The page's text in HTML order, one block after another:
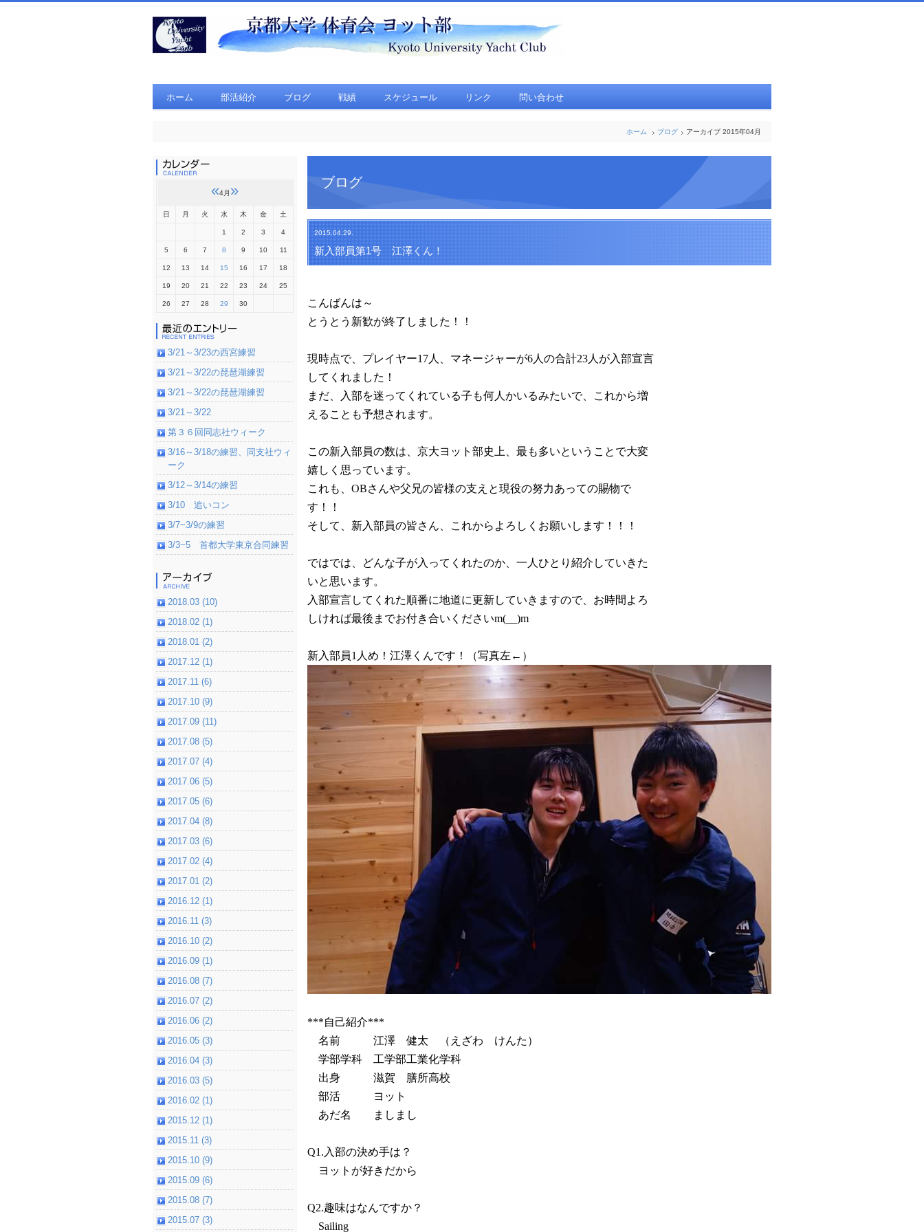
ホーム 部活紹介 ブログ 戦績 スケジュール リンク 問い合わせ
ホーム ブログ アーカイブ 2015年04月
ブログ
2015.04.29.
新入部員第1号 江澤くん！
こんばんは～
とうとう新歓が終了しました！！
現時点で、プレイヤー17人、マネージャーが6人の合計23人が入部宣言
してくれました！
まだ、入部を迷ってくれている子も何人かいるみたいで、これから増
えることも予想されます。
この新入部員の数は、京大ヨット部史上、最も多いということで大変
嬉しく思っています。
これも、
OBさんや父兄の皆様の支えと現役の努力あっての賜物で
す！！
そして、新入部員の皆さん、これからよろしくお願いします！！！
ではでは、どんな子が入ってくれたのか、一人ひとり紹介していきた
いと思います。
入部宣言してくれた順番に地道に更新していきますので、お時間よろ
しければ最後までお付き合いくださいm(__)m
新入部員1 人め！江澤くんです！（写真左←）
***自己紹介***
名前 江澤 健太 （えざわ けんた）
学部学科 工学部工業化学科
出身 滋賀 膳所高校
部活 ヨット
あだ名 ましまし
Q1.入部の決め手は？
ヨットが好きだから
Q2.趣味はなんですか？
Sailing
«4月 »
日 月 火 水 木 金 土
1 2 3 4
5 6 7 8 9 10 11
12 13 14 15 16 17 18
19 20 21 22 23 24 25
26 27 28 29 30
3/21～3/23の西宮練習
3/21～3/22の琵琶湖練習
3/21～3/22の琵琶湖練習
3/21～3/22
第３６回同志社ウィーク
3/16～3/18の練習、同支社ウィ
ーク
3/12～3/14の練習
3/10 追いコン
3/7~3/9の練習
3/3~5 首都大学東京合同練習
2018.03 (10)
2018.02 (1)
2018.01 (2)
2017.12 (1)
2017.11 (6)
2017.10 (9)
2017.09 (11)
2017.08 (5)
2017.07 (4)
2017.06 (5)
2017.05 (6)
2017.04 (8)
2017.03 (6)
2017.02 (4)
2017.01 (2)
2016.12 (1)
2016.11 (3)
2016.10 (2)
2016.09 (1)
2016.08 (7)
2016.07 (2)
2016.06 (2)
2016.05 (3)
2016.04 (3)
2016.03 (5)
2016.02 (1)
2015.12 (1)
2015.11 (3)
2015.10 (9)
2015.09 (6)
2015.08 (7)
2015.07 (3)